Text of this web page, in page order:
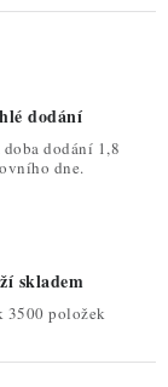
dodání
doba dodání 1,8
dne.
skladem
3500 položek